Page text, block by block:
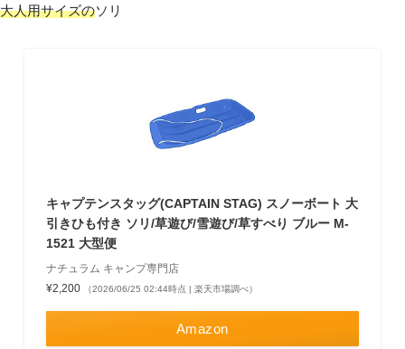
大人用サイズのソリ
キャプテンスタッグ(CAPTAIN STAG) スノーボート 大
引きひも付き ソリ/草遊び/雪遊び/草すべり ブルー M-
1521 大型便
ナチュラム キャンプ専門店
¥2,200
（2026/06/25 02:44時点 | 楽天市場調べ）
Amazon